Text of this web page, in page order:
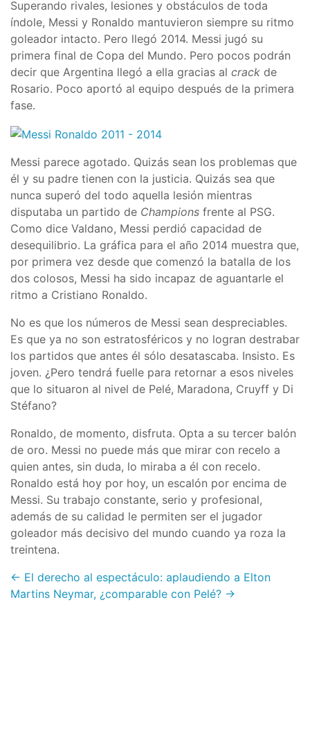
Superando rivales, lesiones y obstáculos de toda
índole, Messi y Ronaldo mantuvieron siempre su ritmo
goleador intacto. Pero llegó 2014. Messi jugó su
primera final de Copa del Mundo. Pero pocos podrán
decir que Argentina llegó a ella gracias al crack de
Rosario. Poco aportó al equipo después de la primera
fase.
Messi parece agotado. Quizás sean los problemas que
él y su padre tienen con la justicia. Quizás sea que
nunca superó del todo aquella lesión mientras
disputaba un partido de Champions frente al PSG.
Como dice Valdano, Messi perdió capacidad de
desequilibrio. La gráfica para el año 2014 muestra que,
por primera vez desde que comenzó la batalla de los
dos colosos, Messi ha sido incapaz de aguantarle el
ritmo a Cristiano Ronaldo.
No es que los números de Messi sean despreciables.
Es que ya no son estratosféricos y no logran destrabar
los partidos que antes él sólo desatascaba. Insisto. Es
joven. ¿Pero tendrá fuelle para retornar a esos niveles
que lo situaron al nivel de Pelé, Maradona, Cruyff y Di
Stéfano?
Ronaldo, de momento, disfruta. Opta a su tercer balón
de oro. Messi no puede más que mirar con recelo a
quien antes, sin duda, lo miraba a él con recelo.
Ronaldo está hoy por hoy, un escalón por encima de
Messi. Su trabajo constante, serio y profesional,
además de su calidad le permiten ser el jugador
goleador más decisivo del mundo cuando ya roza la
treintena.
← El derecho al espectáculo: aplaudiendo a Elton
Martins Neymar, ¿comparable con Pelé? →